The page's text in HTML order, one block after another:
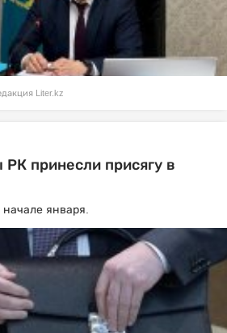
Liter.kz
принесли присягу в
января.